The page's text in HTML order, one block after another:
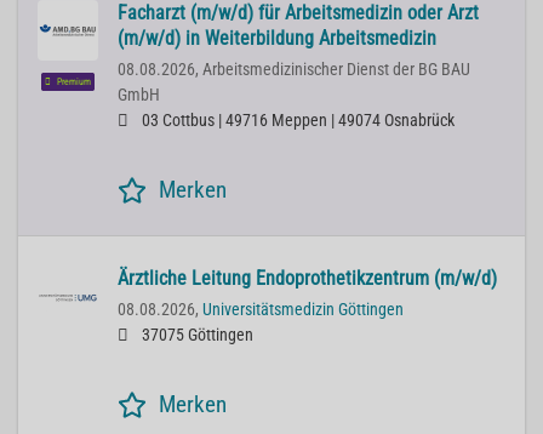
Premium
Facharzt (m/w/d) für Arbeitsmedizin oder Arzt
(m/w/d) in Weiterbildung Arbeitsmedizin
08.08.2026, Arbeitsmedizinischer Dienst der BG BAU
GmbH
03 Cottbus | 49716 Meppen | 49074 Osnabrück
Merken
Ärztliche Leitung Endoprothetikzentrum (m/w/d)
08.08.2026, Universitätsmedizin Göttingen
37075 Göttingen
Merken